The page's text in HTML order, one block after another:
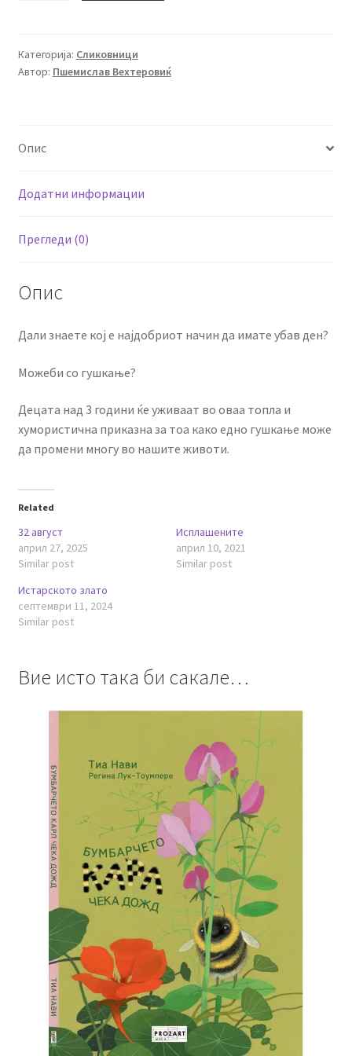
количина
Категорија: Сликовници
Автор: Пшемислав Вехтеровиќ
Опис
Додатни информации
Прегледи (0)
Опис
Дали знаете кој е најдобриот начин да имате убав ден?
Можеби со гушкање?
Децата над 3 години ќе уживаат во оваа топла и
хумористична приказна за тоа како едно гушкање може
да промени многу во нашите животи.
Related
32 август
април 27, 2025
Similar post
Исплашените
април 10, 2021
Similar post
Истарското злато
септември 11, 2024
Similar post
Вие исто така би сакале…